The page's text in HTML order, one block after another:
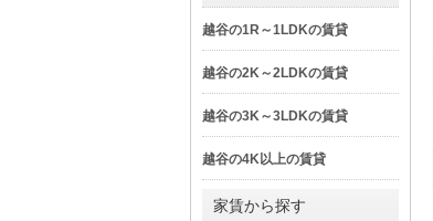
越谷の1R～1LDKの賃貸
越谷の2K～2LDKの賃貸
越谷の3K～3LDKの賃貸
越谷の4K以上の賃貸
家賃から探す